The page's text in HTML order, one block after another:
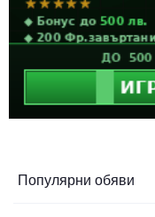
Популярни обяви